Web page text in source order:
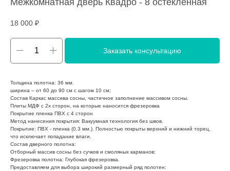
Межкомнатная дверь Квадро - 8 остекленная
18 000 ₽
Заказать консультацию
Толщина полотна: 36 мм.
ширина – от 60 до 90 см с шагом 10 см;
Состав Каркас массива сосны, частичное заполнение массивом сосны.
Плиты МДФ с 2х сторон, на которые наносится фрезеровка
Покрытие пленка ПВХ с 4 сторон
Метод нанесения покрытия: Вакуумная технология без швов.
Покрытие: ПВХ - пленка (0.3 мм.). Полностью покрыты верхний и нижний торец,
что исключает попадание влаги.
Состав дверного полотна:
Отборный массив сосны без сучков и смоляных карманов;
Фрезеровка полотна: Глубокая фрезеровка.
Предоставляем для выбора широкий размерный ряд полотен: